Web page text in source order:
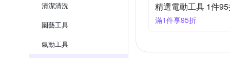
清潔清洗
園藝工具
氣動工具
動工具 1件95折 五金工具/攝影機 限
滿1件享9折